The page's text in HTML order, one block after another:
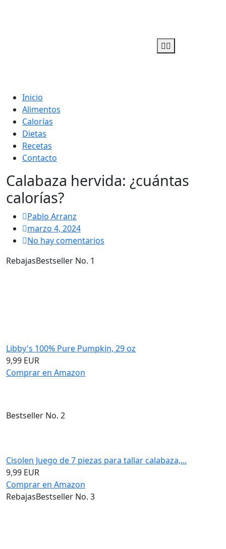
Adelgaza con en tu linea-
alimentos saludables
Inicio
Alimentos
Calorías
Dietas
Recetas
Contacto
Calabaza hervida: ¿cuántas
calorías?
Pablo Arranz
marzo 4, 2024
No hay comentarios
RebajasBestseller No. 1
Libby's 100% Pure Pumpkin, 29 oz
9,99 EUR
Comprar en Amazon
Bestseller No. 2
Cisolen Juego de 7 piezas para tallar calabaza,...
9,99 EUR
Comprar en Amazon
RebajasBestseller No. 3